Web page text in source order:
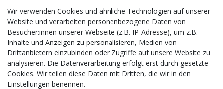
Aktuelles
Busgruppen
Kindergeburtstage
Kindergartenausflug
Schulklassenausflug
Zwillingsrabatt
Wir verwenden Cookies und ähnliche Technologien auf unserer
Website und verarbeiten personenbezogene Daten von
Besucher:innen unserer Webseite (z.B. IP-Adresse), um z.B.
Inhalte und Anzeigen zu personalisieren, Medien von
Drittanbietern einzubinden oder Zugriffe auf unsere Website zu
analysieren. Die Datenverarbeitung erfolgt erst durch gesetzte
Cookies. Wir teilen diese Daten mit Dritten, die wir in den
Einstellungen benennen.